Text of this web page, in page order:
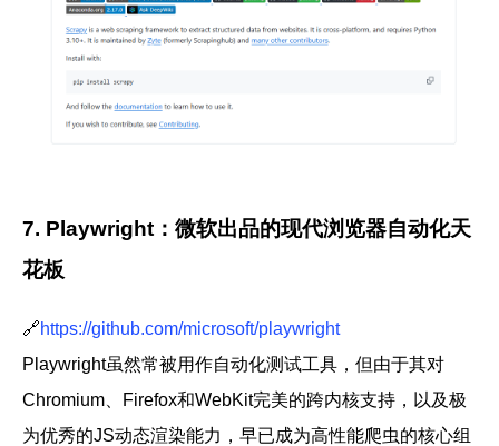
7. Playwright：微软出品的现代浏览器自动化天
花板
🔗https://github.com/microsoft/playwright
Playwright虽然常被用作自动化测试工具，但由于其对
Chromium、Firefox和WebKit完美的跨内核支持，以及极
为优秀的JS动态渲染能力，早已成为高性能爬虫的核心组